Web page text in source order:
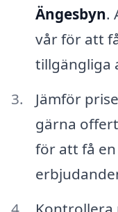
Ängesbyn.
vår för att
tillgängliga
Jämför
gärna
för att få